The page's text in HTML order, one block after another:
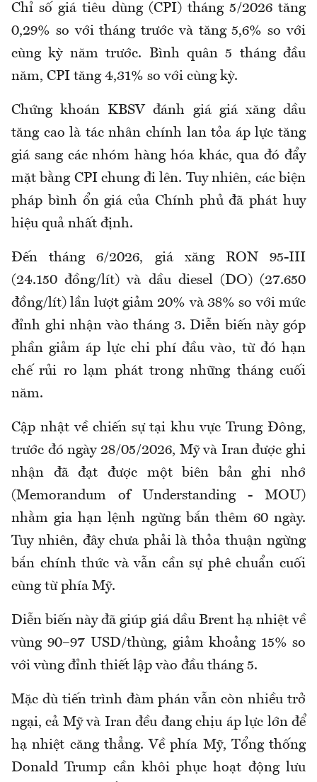
Chỉ số giá tiêu dùng (CPI) tháng 5/2026 tăng
0,29% so với tháng trước và tăng 5,6% so với
cùng kỳ năm trước. Bình quân 5 tháng đầu
năm, CPI tăng 4,31% so với cùng kỳ.
Chứng khoán KBSV đánh giá giá xăng dầu
tăng cao là tác nhân chính lan tỏa áp lực tăng
giá sang các nhóm hàng hóa khác, qua đó đẩy
mặt bằng CPI chung đi lên. Tuy nhiên, các biện
pháp bình ổn giá của Chính phủ đã phát huy
hiệu quả nhất định.
Đến tháng 6/2026, giá xăng RON 95-III
(24.150 đồng/lít) và dầu diesel (DO) (27.650
đồng/lít) lần lượt giảm 20% và 38% so với mức
đỉnh ghi nhận vào tháng 3. Diễn biến này góp
phần giảm áp lực chi phí đầu vào, từ đó hạn
chế rủi ro lạm phát trong những tháng cuối
năm.
Cập nhật về chiến sự tại khu vực Trung Đông,
trước đó ngày 28/05/2026, Mỹ và Iran được ghi
nhận đã đạt được một biên bản ghi nhớ
(Memorandum of Understanding - MOU)
nhằm gia hạn lệnh ngừng bắn thêm 60 ngày.
Tuy nhiên, đây chưa phải là thỏa thuận ngừng
bắn chính thức và vẫn cần sự phê chuẩn cuối
cùng từ phía Mỹ.
Diễn biến này đã giúp giá dầu Brent hạ nhiệt về
vùng 90–97 USD/thùng, giảm khoảng 15% so
với vùng đỉnh thiết lập vào đầu tháng 5.
Mặc dù tiến trình đàm phán vẫn còn nhiều trở
ngại, cả Mỹ và Iran đều đang chịu áp lực lớn để
hạ nhiệt căng thẳng. Về phía Mỹ, Tổng thống
Donald Trump cần khôi phục hoạt động lưu